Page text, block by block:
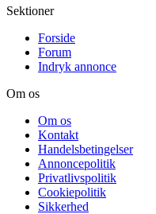
Sektioner
Forside
Forum
Indryk annonce
Om os
Om os
Kontakt
Handelsbetingelser
Annoncepolitik
Privatlivspolitik
Cookiepolitik
Sikkerhed